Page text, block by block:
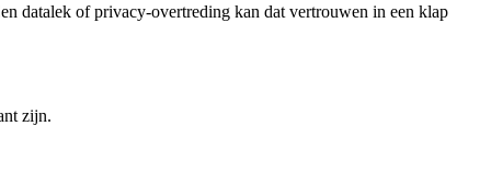
datalek of privacy-overtreding kan dat vertrouwen in een klap
zijn.